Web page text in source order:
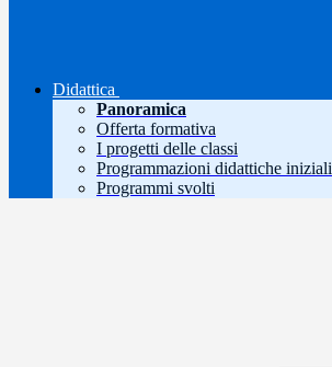
Didattica
Panoramica
Offerta formativa
I progetti delle classi
Programmazioni didattiche iniziali
Programmi svolti